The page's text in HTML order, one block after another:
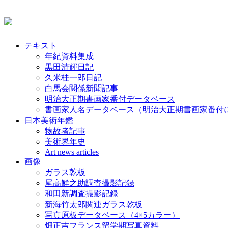
テキスト
年紀資料集成
黒田清輝日記
久米桂一郎日記
白馬会関係新聞記事
明治大正期書画家番付データベース
書画家人名データベース（明治大正期書画家番付
日本美術年鑑
物故者記事
美術界年史
Art news articles
画像
ガラス乾板
尾高鮮之助調査撮影記録
和田新調査撮影記録
新海竹太郎関連ガラス乾板
写真原板データベース（4×5カラー）
畑正吉フランス留学期写真資料